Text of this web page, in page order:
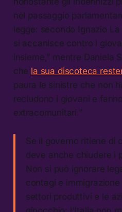
nel passaggio
legge: secondo Ignazio
si accanisce contro i
insieme,” mentre Daniela
che la sua discoteca
paura le sinistre che non
recludono i giovani e
extracomunitari.”
Se il governo ritiene di
deve anche chiudere i
Non si può ignorare
contagi e
settori produttivi e le